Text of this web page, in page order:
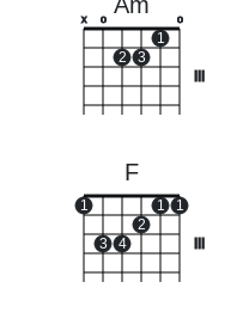
x o
2 3
1
o
F
1
3 4
2
1 1